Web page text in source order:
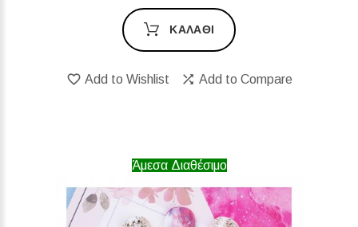
ΚΑΛΆΘΙ
Add to Wishlist Add to Compare
Άμεσα Διαθέσιμο